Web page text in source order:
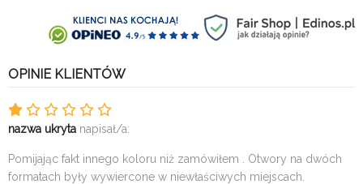
OPINIE KLIENTÓW
nazwa ukryta napisał/a:
Pomijając fakt innego koloru niż zamówiłem . Otwory na dwóch
formatach były wywiercone w niewłaściwych miejscach.